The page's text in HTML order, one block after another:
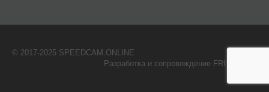
© 2017-2025 SPEEDCAM.ONLINE
Разработка и сопровождение FRISH & С